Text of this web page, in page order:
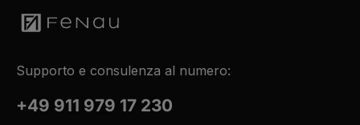
Supporto e consulenza al numero:
+49 911 979 17 230